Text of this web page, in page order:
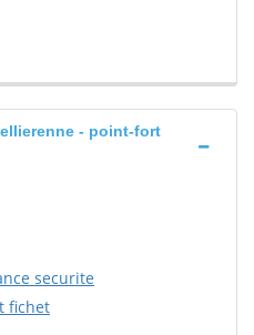
- point-fort
securite
fichet